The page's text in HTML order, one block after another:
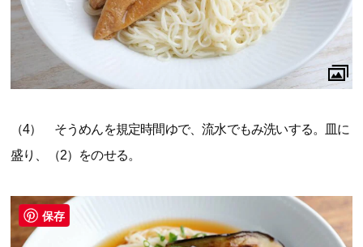
（4） そうめんを規定時間ゆで、流水でもみ洗いする。皿に
盛り、（2）をのせる。
保存